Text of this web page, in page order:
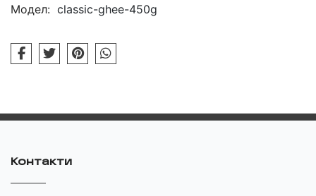
Модел: classic-ghee-450g
Контакти